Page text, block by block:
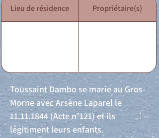
Lieu de résidence Propriétaire(s)
Toussaint Dambo se marie au Gros-
Morne avec Arsène Laparel le
11.11.1844 (Acte n°121) et ils
légitiment leurs enfants.